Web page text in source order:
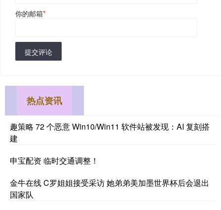
你的邮箱*
提交评论
热点资讯
趣策略 72 个恶意 Win10/Win11 软件站被发现：AI 复刻搭
建
申宝配资 临时交通调整！
金牛在线 C罗姐姐接受采访 她弟弟美加墨世界杯后会退出
国家队